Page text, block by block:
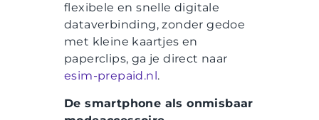
flexibele en snelle digitale
dataverbinding, zonder gedoe
met kleine kaartjes en
paperclips, ga je direct naar
esim-prepaid.nl .
De smartphone als onmisbaar